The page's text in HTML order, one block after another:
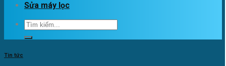
Sửa máy lọc
Tìm
kiếm:
Tin tức